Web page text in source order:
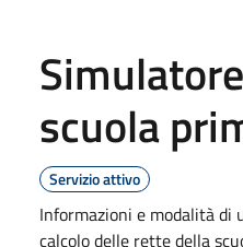
scuola
Servizio attivo
Informazioni e modalità di
calcolo delle rette della